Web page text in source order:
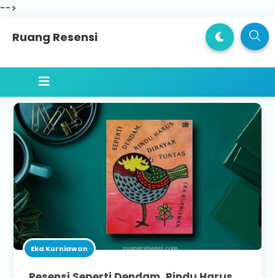
-->
Ruang Resensi
Eka Kurniawan